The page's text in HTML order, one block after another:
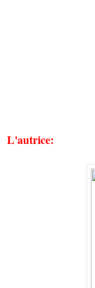
L'autrice: